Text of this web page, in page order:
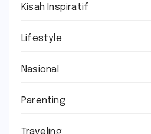
Kisah Inspiratif
Lifestyle
Nasional
Parenting